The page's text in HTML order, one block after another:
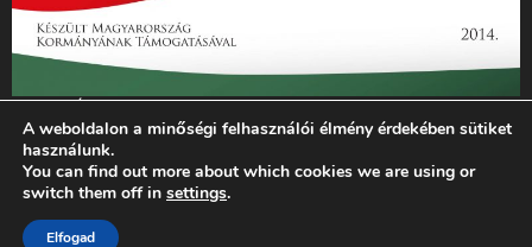
„Az Új Ember katolikus hetilap 2014. évi működésének
támogatását az EGYH-KCP-14-P-0121 sz. támogatási
szerződés keretében 3 000 000 Ft összegben támogatta az
Emberi Erőforrások Minisztériuma.”
© 2026 Magyar Kurír - Új Ember
A weboldalon a minőségi felhasználói élmény érdekében sütiket
használunk.
You can find out more about which cookies we are using or
switch them off in settings.
Elfogad